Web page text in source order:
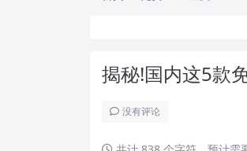
揭秘!国内这5款
没有评论